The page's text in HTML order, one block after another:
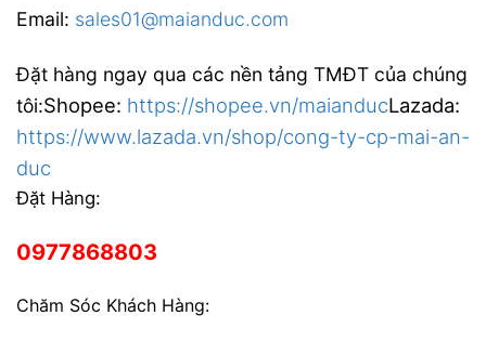
Email: sales01@maianduc.com
Đặt hàng ngay qua các nền tảng TMĐT của chúng
tôi:Shopee: https://shopee.vn/maianducLazada:
https://www.lazada.vn/shop/cong-ty-cp-mai-an-
duc
Đặt Hàng:
0977868803
Chăm Sóc Khách Hàng: